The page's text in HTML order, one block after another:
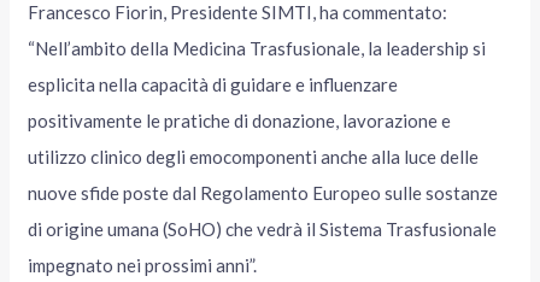
Francesco Fiorin, Presidente SIMTI, ha commentato:
“Nell’ambito della Medicina Trasfusionale, la leadership si
esplicita nella capacità di guidare e influenzare
positivamente le pratiche di donazione, lavorazione e
utilizzo clinico degli emocomponenti anche alla luce delle
nuove sfide poste dal Regolamento Europeo sulle sostanze
di origine umana (SoHO) che vedrà il Sistema Trasfusionale
impegnato nei prossimi anni”.